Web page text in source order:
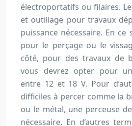
électroportatifs ou filaires.
et outillage pour travaux
puissance nécessaire. En
pour le perçage ou le
côté, pour des travaux de
vous devrez opter pour
entre 12 et 18 V. Pour
difficiles à percer comme la
ou le métal, une perceuse
nécessaire. En d’autres